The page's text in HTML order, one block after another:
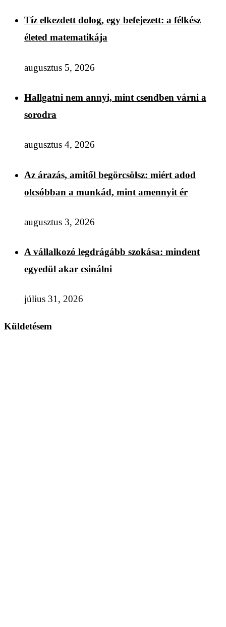
Tíz elkezdett dolog, egy befejezett: a félkész
életed matematikája
augusztus 5, 2026
Hallgatni nem annyi, mint csendben várni a
sorodra
augusztus 4, 2026
Az árazás, amitől begörcsölsz: miért adod
olcsóbban a munkád, mint amennyit ér
augusztus 3, 2026
A vállalkozó legdrágább szokása: mindent
egyedül akar csinálni
július 31, 2026
Küldetésem